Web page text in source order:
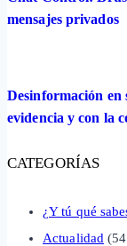
mensajes privados
Desinformación en
evidencia y con la
CATEGORÍAS
¿Y tú qué
Actualidad